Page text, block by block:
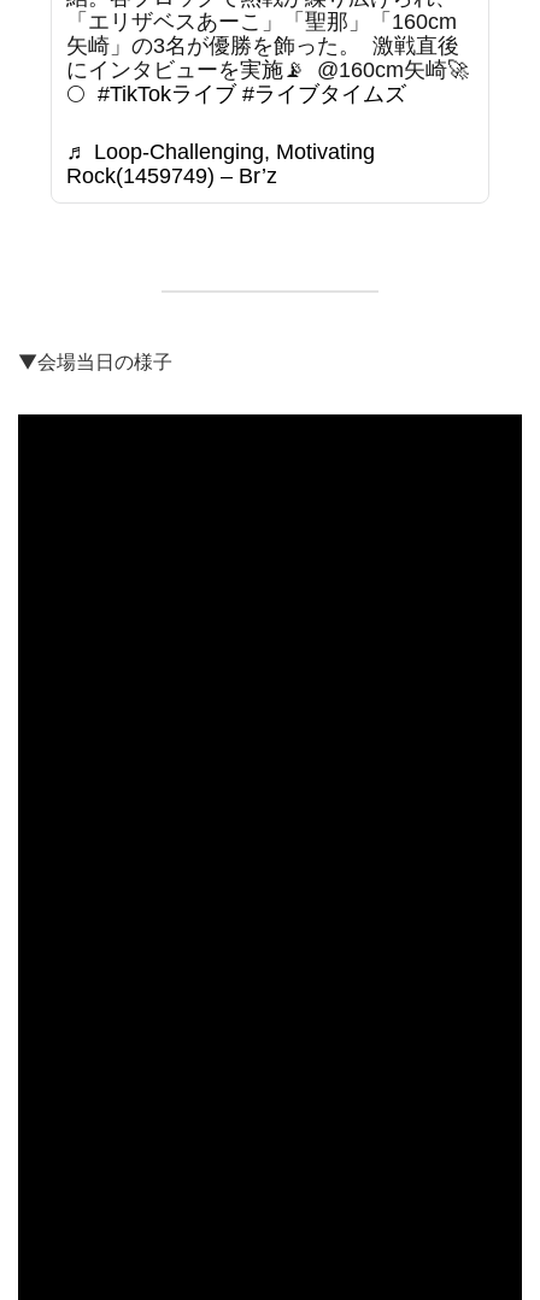
「エリザベスあーこ」「聖那」「160cm
矢崎」の3名が優勝を飾った。 ⁡ 激戦直後
にインタビューを実施📡 ⁡ @160cm矢崎🚀
🌕 ⁡ #TikTokライブ #ライブタイムズ
♬ Loop-Challenging, Motivating
Rock(1459749) – Br’z
▼会場当日の様子